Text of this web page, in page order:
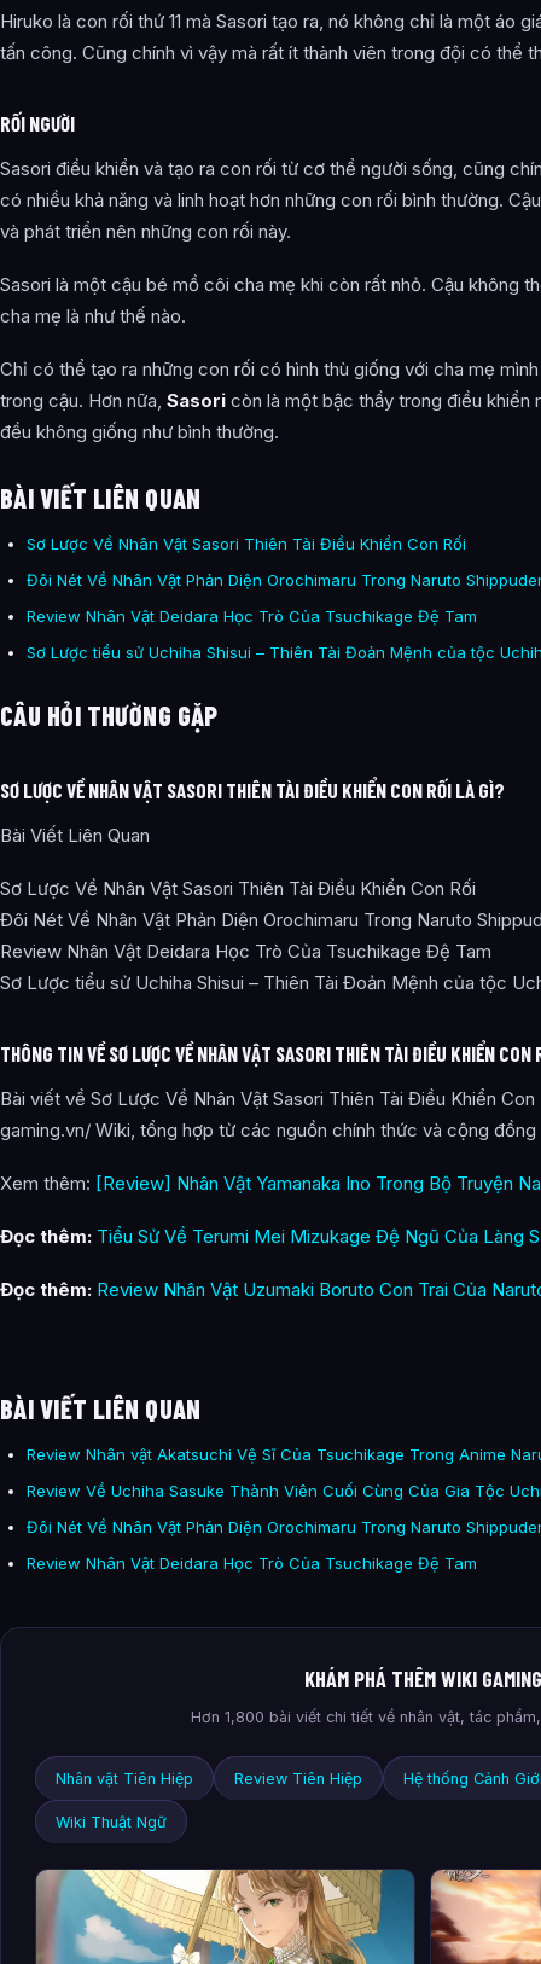
Hiruko là con rối thứ 11 mà Sasori tạo ra, nó không chỉ là một áo
tấn công. Cũng chính vì vậy mà rất ít thành viên trong đội có thể
RỐI NGƯỜI
Sasori điều khiển và tạo ra con rối từ cơ thể người sống, cũng
có nhiều khả năng và linh hoạt hơn những con rối bình thường.
và phát triển nên những con rối này.
Sasori là một cậu bé mồ côi cha mẹ khi còn rất nhỏ. Cậu không
cha mẹ là như thế nào.
Chỉ có thể tạo ra những con rối có hình thù giống với cha mẹ
trong cậu. Hơn nữa, Sasori còn là một bậc thầy trong điều khiển
đều không giống như bình thường.
BÀI VIẾT LIÊN QUAN
Sơ Lược Về Nhân Vật Sasori Thiên Tài Điều Khiển Con Rối
Đôi Nét Về Nhân Vật Phản Diện Orochimaru Trong Naruto
Review Nhân Vật Deidara Học Trò Của Tsuchikage Đệ Tam
Sơ Lược tiểu sử Uchiha Shisui – Thiên Tài Đoản Mệnh của tộc
CÂU HỎI THƯỜNG GẶP
SƠ LƯỢC VỀ NHÂN VẬT SASORI THIÊN TÀI ĐIỀU KHIỂN CON RỐI LÀ GÌ?
Bài Viết Liên Quan
Sơ Lược Về Nhân Vật Sasori Thiên Tài Điều Khiển Con Rối
Đôi Nét Về Nhân Vật Phản Diện Orochimaru Trong Naruto
Review Nhân Vật Deidara Học Trò Của Tsuchikage Đệ Tam
Sơ Lược tiểu sử Uchiha Shisui – Thiên Tài Đoản Mệnh của tộc
THÔNG TIN VỀ SƠ LƯỢC VỀ NHÂN VẬT SASORI THIÊN TÀI ĐIỀU KHIỂN
Bài viết về Sơ Lược Về Nhân Vật Sasori Thiên Tài Điều Khiển
gaming.vn/ Wiki, tổng hợp từ các nguồn chính thức và cộng đồng
Xem thêm: [Review] Nhân Vật Yamanaka Ino Trong Bộ Truyện
Đọc thêm: Tiểu Sử Về Terumi Mei Mizukage Đệ Ngũ Của Làng
Đọc thêm: Review Nhân Vật Uzumaki Boruto Con Trai Của
BÀI VIẾT LIÊN QUAN
Review Nhân vật Akatsuchi Vệ Sĩ Của Tsuchikage Trong Anime
Review Về Uchiha Sasuke Thành Viên Cuối Cùng Của Gia Tộc
Đôi Nét Về Nhân Vật Phản Diện Orochimaru Trong Naruto
Review Nhân Vật Deidara Học Trò Của Tsuchikage Đệ Tam
KHÁM PHÁ THÊM WIKI GAMING
Hơn 1,800 bài viết chi tiết về nhân vật, tác
Nhân vật Tiên Hiệp Review Tiên Hiệp Hệ thống Cảnh
Wiki Thuật Ngữ